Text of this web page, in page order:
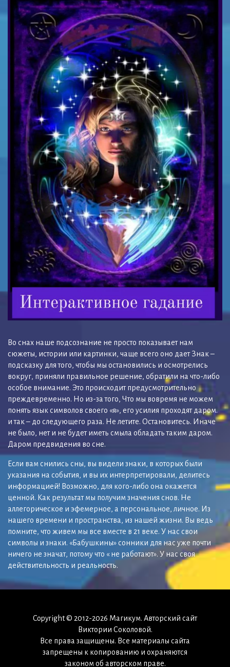
Во снах наше подсознание не просто показывает нам
сюжеты, истории или картинки, чаще всего оно дает Знак –
подсказку для того, чтобы мы остановились и осмотрелись
вокруг, приняли правильное решение, обратили на что-либо
особое внимание. Это происходит предусмотрительно
преждевременно. Но из-за того, Что мы вовремя не можем
понять язык символов своего «я», его усилия проходят даром.
и так – до следующего раза. Не летите. Остановитесь. Иначе
не было, нет и не будет иметь смыла обладать таким даром.
Даром предвидения во сне.
Если вам снились сны, вы видели знаки, в которых были
указания на события, и вы их интерпретировали, делитесь
информацией! Возможно, для кого-либо она окажется
ценной. Как результат мы получим значения снов. Не
аллегорическое и эфемерное, а персональное, личное. Из
нашего времени и пространства, из нашей жизни. Вы ведь
помните, что живем мы все вместе в 21 веке. У нас свои
символы и знаки. «Бабушкины» сонники для нас уже почти
ничего не значат, потому что « не работают». У нас своя
действительность и реальность.
Copyright © 2012-2026 Магикум. Авторский сайт
Виктории Соколовой.
Все права защищены. Все материалы сайта
запрещены к копированию и охраняются
законом об авторском праве.